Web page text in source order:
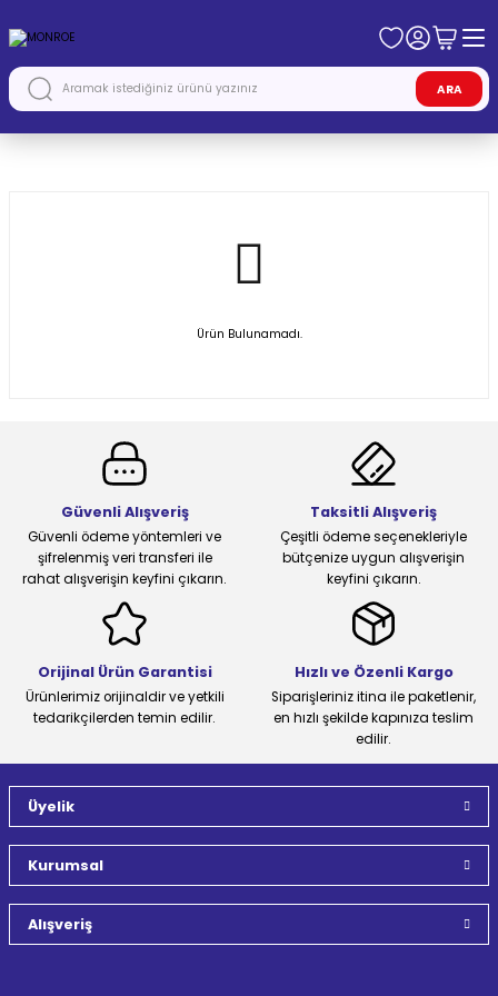
ARA
Ürün Bulunamadı.
Güvenli Alışveriş
Güvenli ödeme yöntemleri ve
şifrelenmiş veri transferi ile
rahat alışverişin keyfini çıkarın.
Taksitli Alışveriş
Çeşitli ödeme seçenekleriyle
bütçenize uygun alışverişin
keyfini çıkarın.
Orijinal Ürün Garantisi
Ürünlerimiz orijinaldir ve yetkili
tedarikçilerden temin edilir.
Hızlı ve Özenli Kargo
Siparişleriniz itina ile paketlenir,
en hızlı şekilde kapınıza teslim
edilir.
Üyelik
Kurumsal
Alışveriş